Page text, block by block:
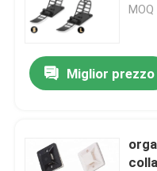
Miglior prezzo